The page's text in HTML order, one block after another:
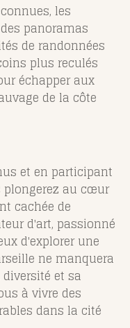
les
panoramas
de randonnées
plus reculés
échapper aux
de la côte
et en participant
plongerez au cœur
cachée de
d'art, passionné
d'explorer une
ne manquera
et sa
à vivre des
dans la cité